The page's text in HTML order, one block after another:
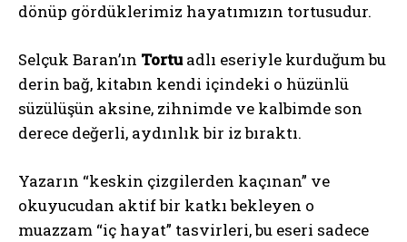
dönüp gördüklerimiz hayatımızın tortusudur.
Selçuk Baran’ın Tortuadlı eseriyle kurduğum bu
derin bağ, kitabın kendi içindeki o hüzünlü
süzülüşün aksine, zihnimde ve kalbimde son
derece değerli, aydınlık bir iz bıraktı.
Yazarın “keskin çizgilerden kaçınan” ve
okuyucudan aktif bir katkı bekleyen o
muazzam “iç hayat” tasvirleri, bu eseri sadece